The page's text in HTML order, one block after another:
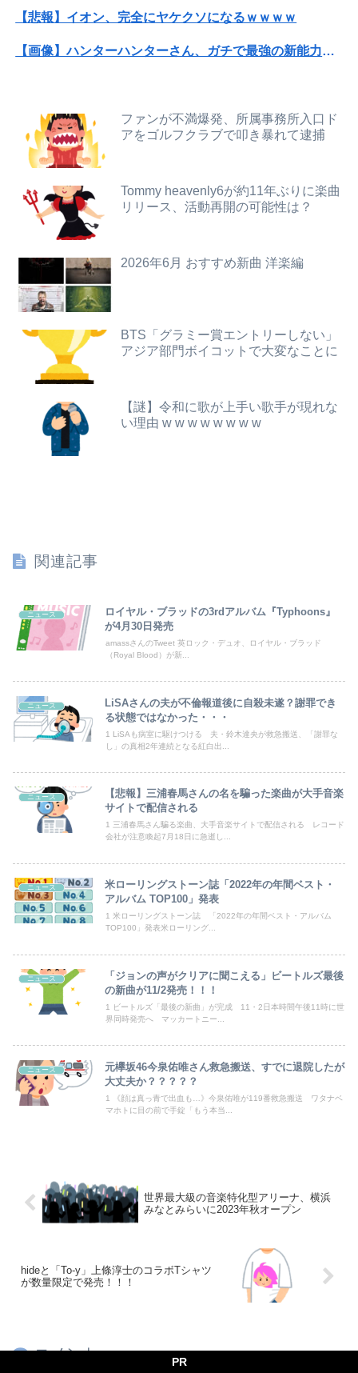
中国、三峡ダムが全開放流。長江流域で深刻な洪水被害
【画像】新人恵体グラドル、即ハメボンバー
移民反対派に聞きたいんやが
【悲報】コメ農家「今年は安くなりすぎ」「こんな値段じゃ米作りをやめる人も多くなるんじゃないかな?」
【画像】今週の咲-Saki-、役満炸裂で大荒れwwww.
【悲報】ロシア、じわじわと逝き始める
【悲報】女だけど性行為できない結果ｗｗｗｗｗｗｗｗｗｗwwww
【悲報】イオン、完全にヤケクソになるｗｗｗｗ
【画像】ハンターハンターさん、ガチで最強の新能力を登場させてしまうｗｗｗｗｗｗｗ
【画像】坂口杏里、逃走してウ●カスまで晒されるｗｗｗｗｗ
【画像】巨人のエースが美女とシーシャバー(合法)で不倫wwwwww
結婚半年で夫婦喧嘩をしたら夫に「元カノのことを1番愛している。彼女に比べたら10%ほどしか君を愛していない。親を喜ばせたいから結婚した」と言われ...
【動画】甲子園の女性審判、大誤審で炎上
TBS新人アナ ブラチラ、お尻くっきり、Y字開脚！！
彼は私が何かしても、一度も「ありがとう」と言わない
焼き鳥屋さんで鳥刺しを食べた結果・・・
【画像】芋臭い田舎”JK”が垢抜けた結果、一同驚愕ｗｗｗｗｗｗｗｗｗｗｗｗ
【画像】佐倉綾音(32)さん、自分のシコポイントに気がついて見せびらかすｗ
中国、三峡ダムが全開放流。長江流域で深刻な洪水被害
【悲報】韓国、ロシアウクライナ戦争に参戦へ！！！
【画像】今週の咲-Saki-、役満炸裂で大荒れwwww.
「撃たれても撃っちゃイカン」警視庁OBが明かす拳銃使用の葛藤…河内長野「2発で射殺」なぜ起きた？
ファンが不満爆発、所属事務所入口ド
アをゴルフクラブで叩き暴れて逮捕
Tommy heavenly6が約11年ぶりに楽曲
リリース、活動再開の可能性は？
2026年6月 おすすめ新曲 洋楽編
BTS「グラミー賞エントリーしない」
アジア部門ボイコットで大変なことに
【謎】令和に歌が上手い歌手が現れな
い理由 w w w w w w w w
関連記事
ニュース
ロイヤル・ブラッドの3rdアルバム『Typhoons』
が4月30日発売
amassさんのTweet 英ロック・デュオ、ロイヤル・ブラッド
（Royal Blood）が新...
ニュース
LiSAさんの夫が不倫報道後に自殺未遂？謝罪でき
る状態ではなかった・・・
1 LiSAも病室に駆けつける 夫・鈴木達央が救急搬送、「謝罪な
し」の真相2年連続となる紅白出...
ニュース
【悲報】三浦春馬さんの名を騙った楽曲が大手音楽
サイトで配信される
1 三浦春馬さん騙る楽曲、大手音楽サイトで配信される レコード
会社が注意喚起7月18日に急逝し...
ニュース
米ローリングストーン誌「2022年の年間ベスト・
アルバム TOP100」発表
1 米ローリングストーン誌 「2022年の年間ベスト・アルバム
TOP100」発表米ローリング...
ニュース
「ジョンの声がクリアに聞こえる」ビートルズ最後
の新曲が11/2発売！！！
1 ビートルズ「最後の新曲」が完成 11・2日本時間午後11時に世
界同時発売へ マッカートニー...
ニュース
元欅坂46今泉佑唯さん救急搬送、すでに退院したが
大丈夫か？？？？？
1 《顔は真っ青で出血も…》今泉佑唯が119番救急搬送 ワタナベ
マホトに目の前で手錠「もう本当...
世界最大級の音楽特化型アリーナ、横浜
みなとみらいに2023年秋オープン
hideと「To-y」上條淳士のコラボTシャツ
が数量限定で発売！！！
コメント
PR